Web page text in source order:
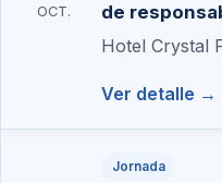
OCT.
de
Hotel Crystal
Ver detalle →
Jornada